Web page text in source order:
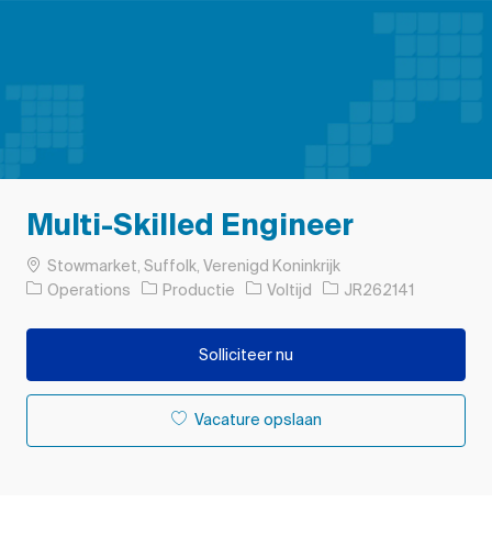
Multi-Skilled Engineer
PlaatsStowmarket, Suffolk, Verenigd Koninkrijk
Operations
Categorie
Productie Soort baan
Voltijd Taak-ID
JR262141
Solliciteer nu
Vacature opslaan